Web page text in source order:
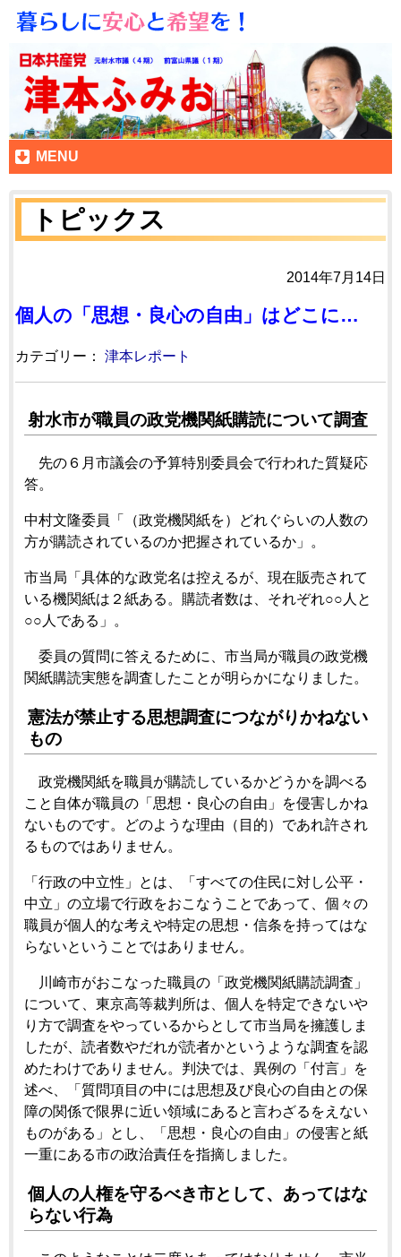
MENU
トピックス
2014年7月14日
個人の「思想・良心の自由」はどこに…
カテゴリー： 津本レポート
射水市が職員の政党機関紙購読について調査
先の６月市議会の予算特別委員会で行われた質疑応
答。
中村文隆委員「（政党機関紙を）どれぐらいの人数の
方が購読されているのか把握されているか」。
市当局「具体的な政党名は控えるが、現在販売されて
いる機関紙は２紙ある。購読者数は、それぞれ○○人と
○○人である」。
委員の質問に答えるために、市当局が職員の政党機
関紙購読実態を調査したことが明らかになりました。
憲法が禁止する思想調査につながりかねない
もの
政党機関紙を職員が購読しているかどうかを調べる
こと自体が職員の「思想・良心の自由」を侵害しかね
ないものです。どのような理由（目的）であれ許され
るものではありません。
「行政の中立性」とは、「すべての住民に対し公平・
中立」の立場で行政をおこなうことであって、個々の
職員が個人的な考えや特定の思想・信条を持ってはな
らないということではありません。
川崎市がおこなった職員の「政党機関紙購読調査」
について、東京高等裁判所は、個人を特定できないや
り方で調査をやっているからとして市当局を擁護しま
したが、読者数やだれが読者かというような調査を認
めたわけでありません。判決では、異例の「付言」を
述べ、「質問項目の中には思想及び良心の自由との保
障の関係で限界に近い領域にあると言わざるをえない
ものがある」とし、「思想・良心の自由」の侵害と紙
一重にある市の政治責任を指摘しました。
個人の人権を守るべき市として、あってはな
らない行為